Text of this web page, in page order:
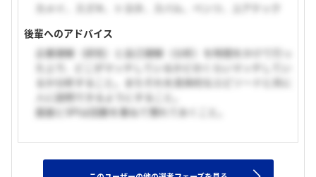
カメイ、スズキ、トヨタ、スバル、ベンツ、ユアテック
後輩へのアドバイス
企業理解（研究）と自己理解（分析）を時間をかけて行っ
た上で、どこがマッチしているかどのくらいマッチしてい
るか分析すること。またそれを具体的なエピソードと共に
人に説明できるようにすること。
面接とSPIは回数を重ねて慣れておくこと。